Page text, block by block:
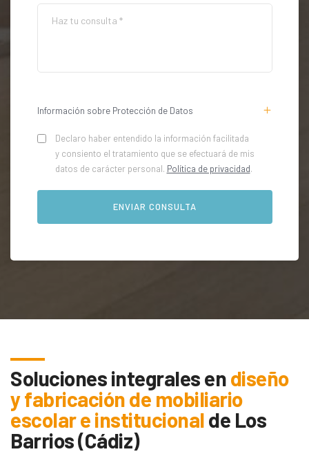
Información sobre Protección de Datos
Declaro haber entendido la información facilitada
y consiento el tratamiento que se efectuará de mis
datos de carácter personal. Política de privacidad.
Soluciones integrales endiseño
y fabricación de mobiliario
escolar e institucionalde Los
Barrios (Cádiz)